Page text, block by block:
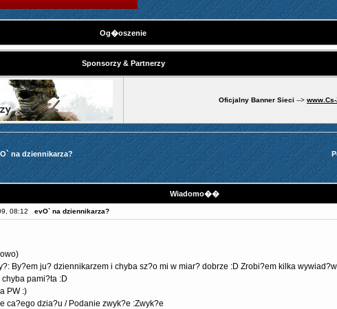
Og�oszenie
Sponsorzy & Partnerzy
Oficjalny Banner Sieci -->
na dziennikarza?
Wiadomo��
08:12 evO` na dziennikarza?
By?em ju? dziennikarzem i chyba sz?o mi w miar? dobrze :D Zrobi?em kilka
pami?ta :D
PW :)
ca?ego dzia?u / Podanie zwyk?e :Zwyk?e